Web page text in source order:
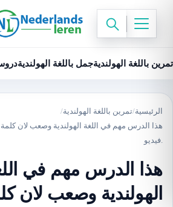
تمرين باللغة الهولنديةجمل باللغة الهولندية
الرئيسية/تمرين باللغة الهولندية/
.فيديو
هذا الدرس مهم في